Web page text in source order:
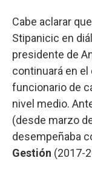
Cabe aclarar
Stipanicic en
presidente de
continuará en el
funcionario de
nivel medio.
(desde marzo
desempeñaba
Gestión (2017-